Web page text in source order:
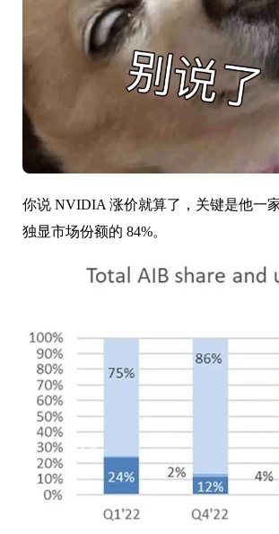
你说 NVIDIA 涨价就算了，关键是他一
独显市场份额的 84%。